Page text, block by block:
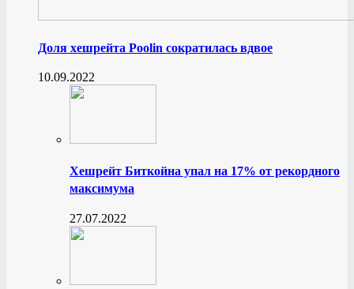
Доля хешрейта Poolin сократилась вдвое
10.09.2022
Хешрейт Биткойна упал на 17% от рекордного
максимума
27.07.2022